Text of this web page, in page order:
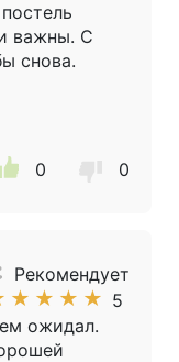
важны. С
снова.
0 0
Рекомендует
★ ★ ★ ★ 5
ожидал.